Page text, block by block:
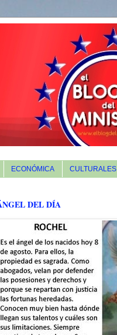
ECONÓMICA CULTURALES
DEL DÍA